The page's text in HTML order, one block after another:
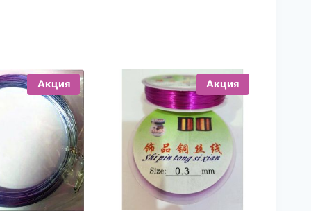
Акция Акция